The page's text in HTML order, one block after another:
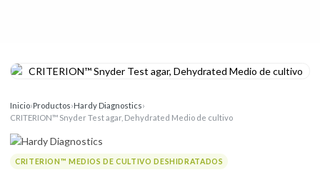
Inicio›Productos›Hardy Diagnostics›
CRITERION™ Snyder Test agar, Dehydrated Medio de cultivo
CRITERION™ MEDIOS DE CULTIVO DESHIDRATADOS